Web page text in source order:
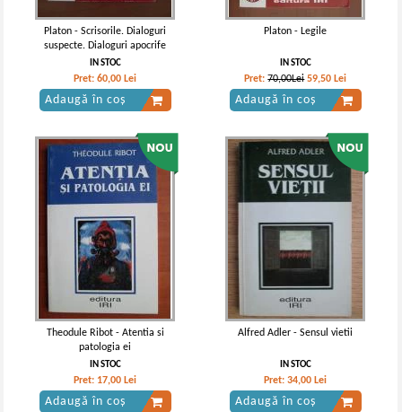
Platon - Scrisorile. Dialoguri
suspecte. Dialoguri apocrife
IN STOC
Pret:60,00 Lei
Adaugă în coș
Platon - Legile
IN STOC
Pret:70,00Lei 59,50 Lei
Adaugă în coș
Theodule Ribot - Atentia si
patologia ei
IN STOC
Pret: 17,00 Lei
Adaugă în coș
Alfred Adler - Sensul vietii
IN STOC
Pret:34,00 Lei
Adaugă în coș